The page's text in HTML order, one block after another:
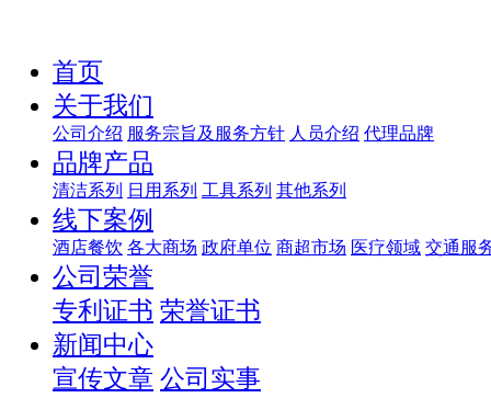
首页
关于我们
公司介绍 服务宗旨及服务方针 人员介绍 代理品牌
品牌产品
清洁系列 日用系列 工具系列 其他系列
线下案例
酒店餐饮 各大商场 政府单位 商超市场 医疗领域 交通服
公司荣誉
专利证书 荣誉证书
新闻中心
宣传文章 公司实事